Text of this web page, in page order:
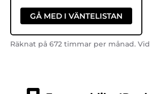
GÅ MED I VÄNTELISTAN
Räknat på 672 timmar per månad.